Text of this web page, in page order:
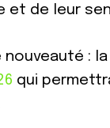
et de leur
nouveauté :
qui